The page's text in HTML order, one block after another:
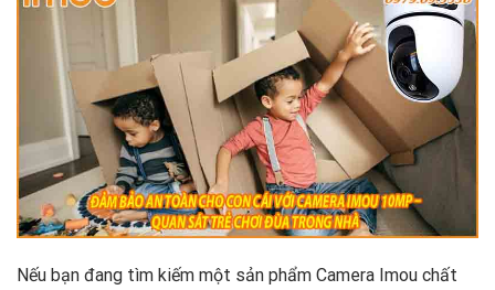
Nếu bạn đang tìm kiếm một sản phẩm Camera Imou chất